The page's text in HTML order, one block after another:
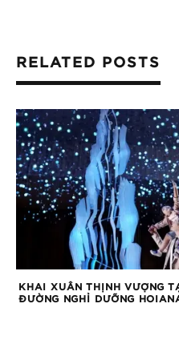
RELATED POSTS
KHAI XUÂN THỊNH VƯỢNG
ĐƯỜNG NGHỈ DƯỠNG